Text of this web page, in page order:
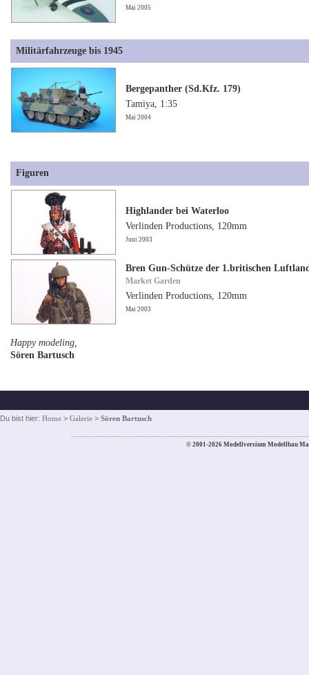
Mai 2005
Militärfahrzeuge bis 1945
Bergepanther (Sd.Kfz. 179)
Tamiya, 1:35
Mai 2004
Figuren
Highlander bei Waterloo
Verlinden Productions, 120mm
Juni 2003
Bren Gun-Schütze der 1.britischen
Market Garden
Verlinden Productions, 120mm
Mai 2003
Happy modeling,
Sören Bartusch
Du bist hier: Home > Galerie > Sören Bartusch
© 2001-2026 Modellversium Modellbau